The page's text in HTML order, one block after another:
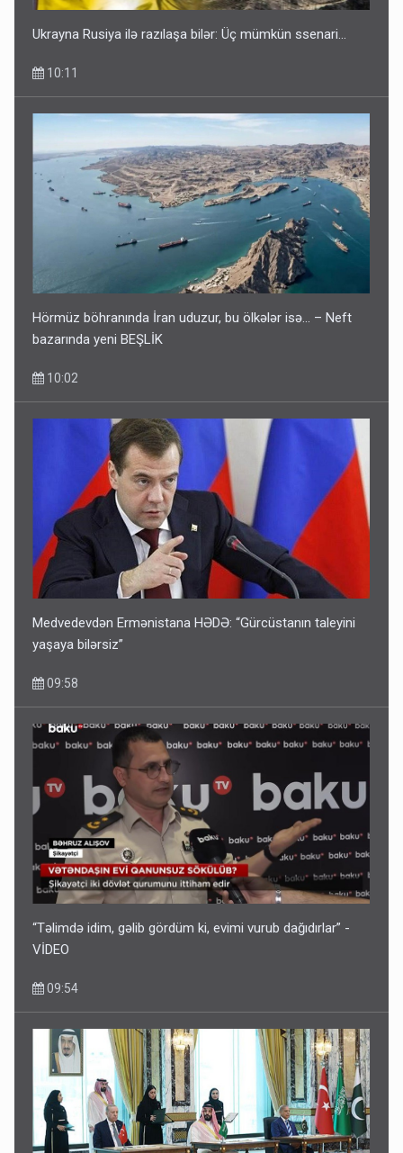
Ukrayna Rusiya ilə razılaşa bilər: Üç mümkün ssenari...
10:11
Hörmüz böhranında İran uduzur, bu ölkələr isə... – Neft
bazarında yeni BEŞLİK
10:02
Medvedevdən Ermənistana HƏDƏ: “Gürcüstanın taleyini
yaşaya bilərsiz”
09:58
“Təlimdə idim, gəlib gördüm ki, evimi vurub dağıdırlar” -
VİDEO
09:54